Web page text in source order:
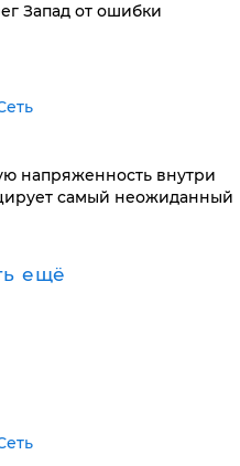
Запад от ошибки
напряженность внутри
самый неожиданный
ещё